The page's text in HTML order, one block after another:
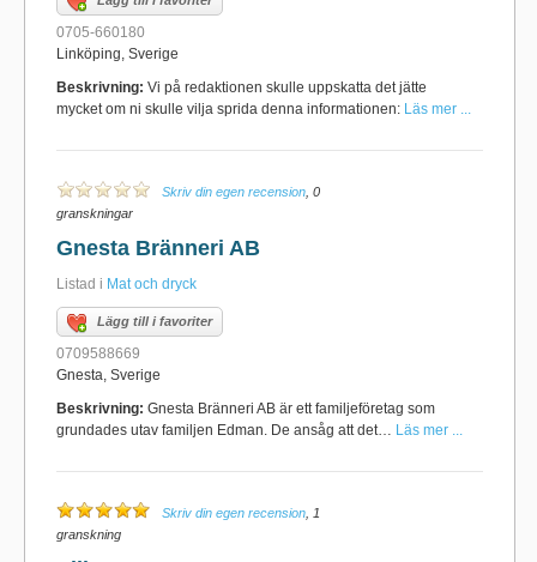
0705-660180
Linköping, Sverige
Beskrivning: Vi på redaktionen skulle uppskatta det jätte
mycket om ni skulle vilja sprida denna informationen: Läs mer ...
Skriv din egen recension , 0
granskningar
Gnesta Bränneri AB
Listad i Mat och dryck
Lägg till i favoriter
0709588669
Gnesta, Sverige
Beskrivning: Gnesta Bränneri AB är ett familjeföretag som
grundades utav familjen Edman. De ansåg att det… Läs mer ...
Skriv din egen recension , 1
granskning